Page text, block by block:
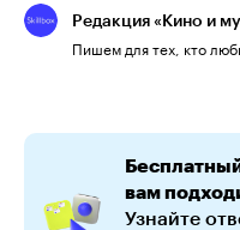
Редакция «Кино и
Пишем для тех, кто
вам
Узнайте